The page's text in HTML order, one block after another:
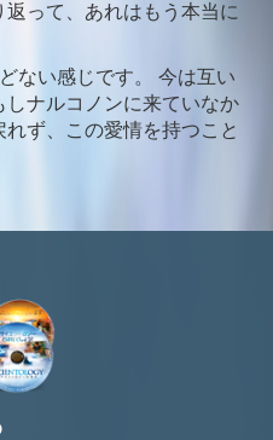
って、あれはもう本当に
ない感じです。 今は互い
ナルコノンに来ていなか
ず、この愛情を持つこと